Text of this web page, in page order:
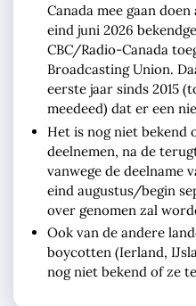
Canada mee gaan
eind juni 2026
CBC/Radio-Canada
Broadcasting Union.
eerste jaar sinds 2015
meedeed) dat er een
Het is nog niet bekend
deelnemen, na de
vanwege de deelname
eind augustus/begin
over genomen zal
Ook van de andere
boycotten (Ierland,
nog niet bekend of ze